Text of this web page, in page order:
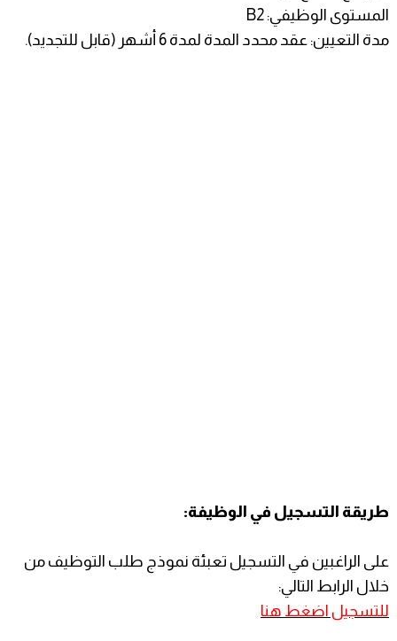
المستوى الوظيفي: B2
مدة التعيين: عقد محدد المدة لمدة 6 أشهر (قابل للتجديد).
طريقة التسجيل في الوظيفة:
على الراغبين في التسجيل تعبئة نموذج طلب التوظيف من
خلال الرابط التالي:
للتسجيل اضغط هنا